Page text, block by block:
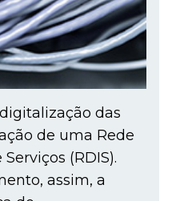
das
de uma Rede
(RDIS).
assim, a